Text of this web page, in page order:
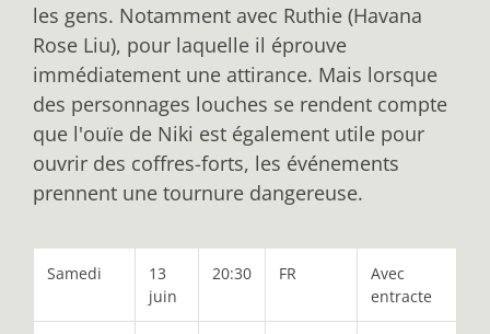
les gens. Notamment avec Ruthie (Havana
Rose Liu), pour laquelle il éprouve
immédiatement une attirance. Mais lorsque
des personnages louches se rendent compte
que l'ouïe de Niki est également utile pour
ouvrir des coffres-forts, les événements
prennent une tournure dangereuse.
Samedi
13
juin
20:30 FR
Avec
entracte